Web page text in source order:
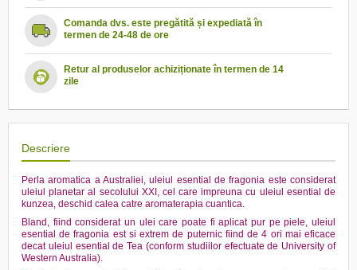
Comanda dvs. este pregătită și expediată în
termen de 24-48 de ore
Retur al produselor achiziționate în termen de 14
zile
Descriere
Perla aromatica a Australiei, uleiul esential de fragonia este considerat
uleiul planetar al secolului XXI, cel care impreuna cu uleiul esential de
kunzea, deschid calea catre aromaterapia cuantica.
Bland, fiind considerat un ulei care poate fi aplicat pur pe piele, uleiul
esential de fragonia est si extrem de puternic fiind de 4 ori mai eficace
decat uleiul esential de Tea (conform studiilor efectuate de University of
Western Australia).